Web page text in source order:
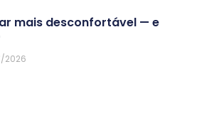
mais desconfortável — e
2026